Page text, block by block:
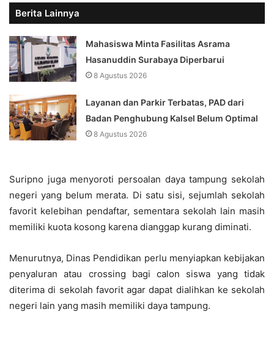
Berita Lainnya
Mahasiswa Minta Fasilitas Asrama
Hasanuddin Surabaya Diperbarui
8 Agustus 2026
Layanan dan Parkir Terbatas, PAD dari
Badan Penghubung Kalsel Belum Optimal
8 Agustus 2026
Suripno juga menyoroti persoalan daya tampung sekolah
negeri yang belum merata. Di satu sisi, sejumlah sekolah
favorit kelebihan pendaftar, sementara sekolah lain masih
memiliki kuota kosong karena dianggap kurang diminati.
Menurutnya, Dinas Pendidikan perlu menyiapkan kebijakan
penyaluran atau crossing bagi calon siswa yang tidak
diterima di sekolah favorit agar dapat dialihkan ke sekolah
negeri lain yang masih memiliki daya tampung.